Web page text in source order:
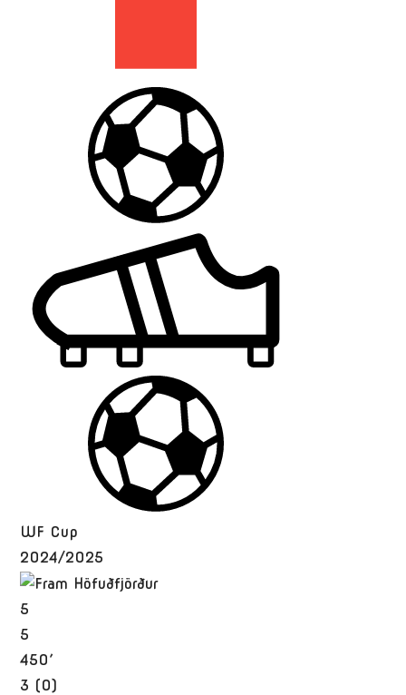
WF Cup
2024/2025
5
5
450′
3 (0)